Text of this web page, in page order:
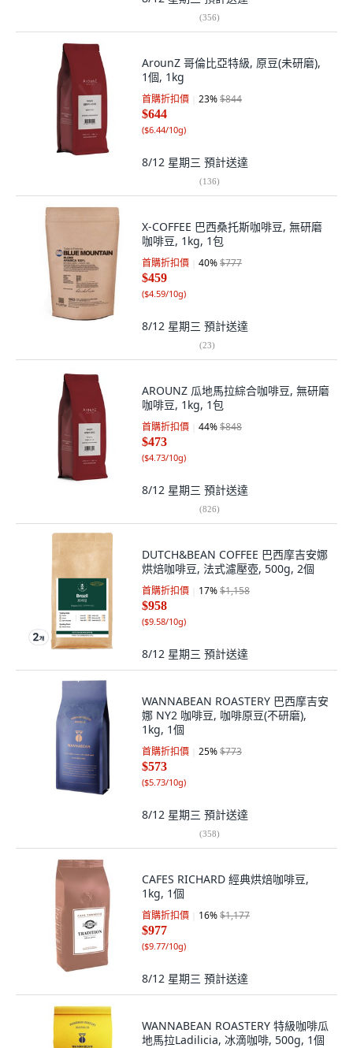
(356)
ArounZ 哥倫比亞特級, 原豆(未研磨),
1個, 1kg
首購折扣價 23%$844
$644
($6.44/10g)
8/12 星期三 預計送達
(136)
X-COFFEE 巴西桑托斯咖啡豆, 無研磨
咖啡豆, 1kg, 1包
首購折扣價 40%$777
$459
($4.59/10g)
8/12 星期三 預計送達
(23)
AROUNZ 瓜地馬拉綜合咖啡豆, 無研磨
咖啡豆, 1kg, 1包
首購折扣價 44%$848
$473
($4.73/10g)
8/12 星期三 預計送達
(826)
DUTCH&BEAN COFFEE 巴西摩吉安娜
烘焙咖啡豆, 法式濾壓壺, 500g, 2個
首購折扣價 17%$1,158
$958
($9.58/10g)
8/12 星期三 預計送達
WANNABEAN ROASTERY 巴西摩吉安
娜 NY2 咖啡豆, 咖啡原豆(不研磨),
1kg, 1個
首購折扣價 25%$773
$573
($5.73/10g)
8/12 星期三 預計送達
(358)
CAFES RICHARD 經典烘焙咖啡豆,
1kg, 1個
首購折扣價 16%$1,177
$977
($9.77/10g)
8/12 星期三 預計送達
WANNABEAN ROASTERY 特級咖啡瓜
地馬拉Ladilicia, 冰滴咖啡, 500g, 1個